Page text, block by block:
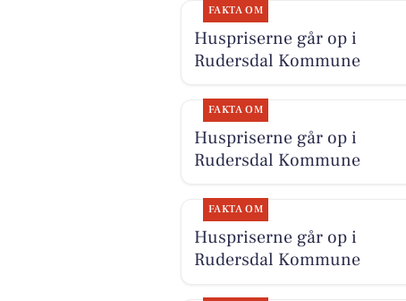
FAKTA OM
Huspriserne går op i
Rudersdal Kommune
FAKTA OM
Huspriserne går op i
Rudersdal Kommune
FAKTA OM
Huspriserne går op i
Rudersdal Kommune